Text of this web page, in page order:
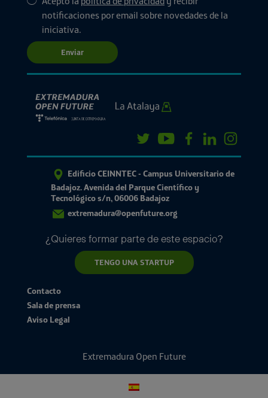
notificaciones por email sobre novedades de la
iniciativa.
Enviar
Edificio CEINNTEC - Campus Universitario de
Badajoz. Avenida del Parque Científico y
Tecnológico s/n, 06006 Badajoz
extremadura@openfuture.org
¿Quieres formar parte de este espacio?
TENGO UNA STARTUP
Contacto
Sala de prensa
Aviso Legal
Extremadura Open Future